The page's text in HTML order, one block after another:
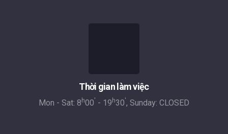
Thời gian làm việc
Mon - Sat: 8 h00' - 19 h30', Sunday: CLOSED